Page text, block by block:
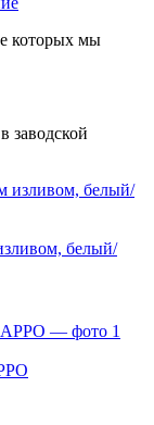
которых мы
заводской
белый/